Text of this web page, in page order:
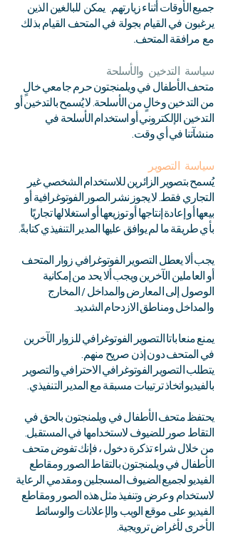
جميع الأوقات أثناء زيارتهم.
يمكن للبالغين الذين
يرغبون في القيام بجولة في المتحف القيام بذلك
مع مرافقة المتحف.
سياسة التدخين والأسلحة
متحف الأطفال في ويلمنجتون حرم جامعي خالٍ
من التدخين وخالٍ من الأسلحة. لا يُسمح بالتدخين أو
التدخين الإلكتروني أو استخدام الأسلحة في
منشآتنا في أي وقت.
سياسة التصوير
يُسمح بتصوير الزائرين للاستخدام الشخصي غير
التجاري فقط. لا يجوز نشر الصور الفوتوغرافية أو
بيعها أو إعادة إنتاجها أو توزيعها أو استغلالها تجاريًا
بأي طريقة ما لم يوافق عليها المدير التنفيذي كتابةً.
يجب ألا يعطل التصوير الفوتوغرافي زوار المتحف
أو العاملين الآخرين ويجب ألا يحد من إمكانية
الوصول إلى المعارض والمداخل / المخارج
والمداخل ومناطق الازدحام الشديد.
يمنع منعا باتا التصوير الفوتوغرافي للزوار الآخرين
في المتحف دون إذن صريح منهم.
يتطلب التصوير الفوتوغرافي الاحترافي والتصوير
بالفيديو اتخاذ ترتيبات مسبقة مع المدير التنفيذي.
يحتفظ متحف الأطفال في ويلمنجتون بالحق في
التقاط صور للضيوف لاستخدامها في المستقبل.
من خلال شراء تذكرة دخول ، فإنك تفوض متحف
الأطفال في ويلمنجتون بالتقاط الصور ومقاطع
الفيديو لجميع الضيوف المسجلين ومقدمي الرعاية
لاستخدام وعرض وتنفيذ مثل هذه الصور ومقاطع
الفيديو على موقع الويب والإعلانات والوسائط
الأخرى لأغراض ترويجية.